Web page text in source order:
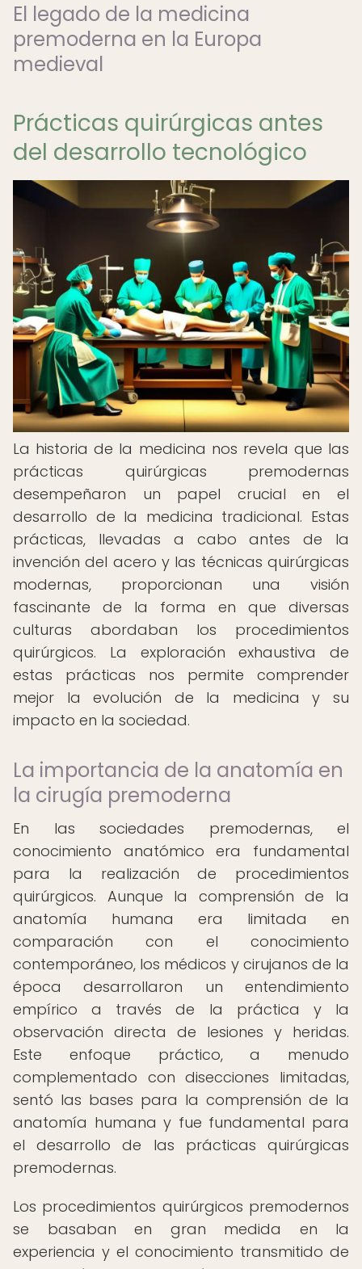
El legado de la medicina
premoderna en la Europa
medieval
Prácticas quirúrgicas antes
del desarrollo tecnológico
La historia de la medicina nos revela que las
prácticas quirúrgicas premodernas
desempeñaron un papel crucial en el
desarrollo de la medicina tradicional. Estas
prácticas, llevadas a cabo antes de la
invención del acero y las técnicas quirúrgicas
modernas, proporcionan una visión
fascinante de la forma en que diversas
culturas abordaban los procedimientos
quirúrgicos. La exploración exhaustiva de
estas prácticas nos permite comprender
mejor la evolución de la medicina y su
impacto en la sociedad.
La importancia de la anatomía en
la cirugía premoderna
En las sociedades premodernas, el
conocimiento anatómico era fundamental
para la realización de procedimientos
quirúrgicos. Aunque la comprensión de la
anatomía humana era limitada en
comparación con el conocimiento
contemporáneo, los médicos y cirujanos de la
época desarrollaron un entendimiento
empírico a través de la práctica y la
observación directa de lesiones y heridas.
Este enfoque práctico, a menudo
complementado con disecciones limitadas,
sentó las bases para la comprensión de la
anatomía humana y fue fundamental para
el desarrollo de las prácticas quirúrgicas
premodernas.
Los procedimientos quirúrgicos premodernos
se basaban en gran medida en la
experiencia y el conocimiento transmitido de